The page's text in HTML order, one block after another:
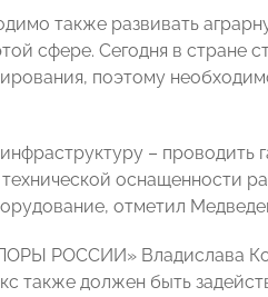
также развивать
сфере. Сегодня в стране
поэтому
– проводить
оснащенности
отметил
РОССИИ» Владислава
также должен быть